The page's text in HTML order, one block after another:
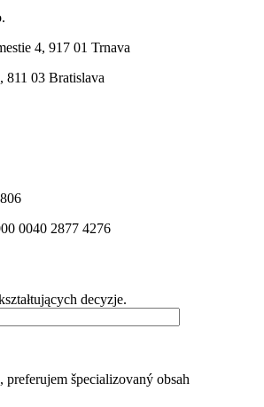
4, 917 01 Trnava
811 03 Bratislava
0040 2877 4276
decyzje.
preferujem špecializovaný obsah